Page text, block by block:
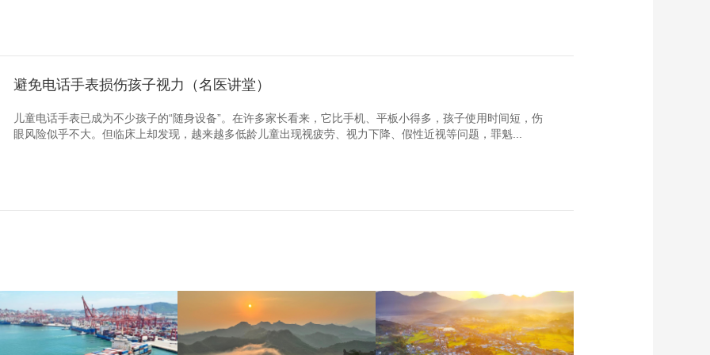
避免电话手表损伤孩子视力（名医讲堂）
儿童电话手表已成为不少孩子的“随身设备”。在许多家长看来，它比手机、平板小得多，孩子使用时间短，伤
眼风险似乎不大。但临床上却发现，越来越多低龄儿童出现视疲劳、视力下降、假性近视等问题，罪魁...